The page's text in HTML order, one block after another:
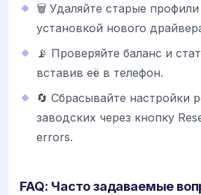
🗑️ Удаляйте старые
установкой нового
📡 Проверяйте баланс и
вставив её в телефон.
🔄 Сбрасывайте настройки
заводских через кнопку
errors.
FAQ: Часто задаваемые